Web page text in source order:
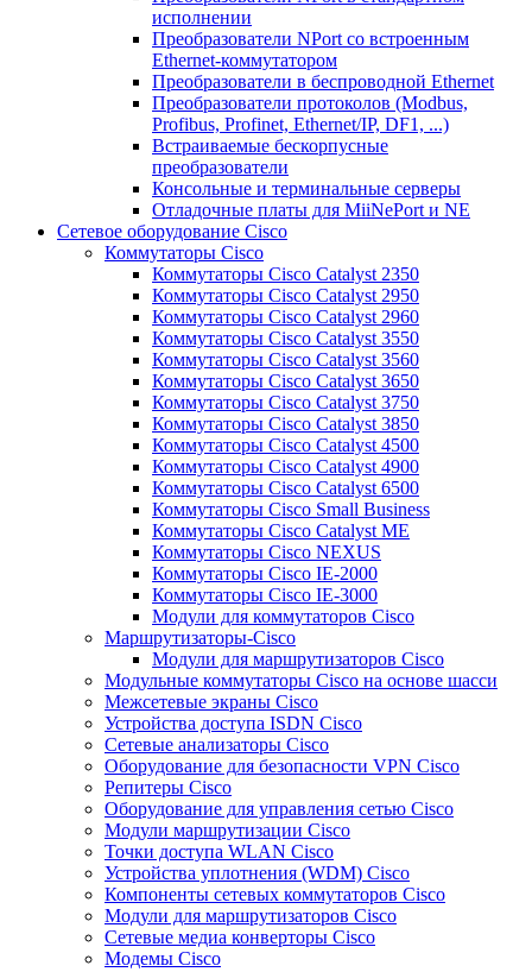
исполнении
Преобразователи NPort со встроенным
Ethernet-коммутатором
Преобразователи в беспроводной Ethernet
Преобразователи протоколов (Modbus,
Profibus, Profinet, Ethernet/IP, DF1, ...)
Встраиваемые бескорпусные
преобразователи
Консольные и терминальные серверы
Отладочные платы для MiiNePort и NE
Сетевое оборудование Cisco
Коммутаторы Cisco
Коммутаторы Cisco Catalyst 2350
Коммутаторы Cisco Catalyst 2950
Коммутаторы Cisco Catalyst 2960
Коммутаторы Cisco Catalyst 3550
Коммутаторы Cisco Catalyst 3560
Коммутаторы Cisco Catalyst 3650
Коммутаторы Cisco Catalyst 3750
Коммутаторы Cisco Catalyst 3850
Коммутаторы Cisco Catalyst 4500
Коммутаторы Cisco Catalyst 4900
Коммутаторы Cisco Catalyst 6500
Коммутаторы Cisco Small Business
Коммутаторы Cisco Catalyst ME
Коммутаторы Cisco NEXUS
Коммутаторы Cisco IE-2000
Коммутаторы Cisco IE-3000
Модули для коммутаторов Cisco
Маршрутизаторы-Cisco
Модули для маршрутизаторов Cisco
Модульные коммутаторы Cisco на основе шасси
Межсетевые экраны Cisco
Устройства доступа ISDN Cisco
Сетевые анализаторы Cisco
Оборудование для безопасности VPN Cisco
Репитеры Cisco
Оборудование для управления сетью Cisco
Модули маршрутизации Cisco
Точки доступа WLAN Cisco
Устройства уплотнения (WDM) Cisco
Компоненты сетевых коммутаторов Cisco
Модули для маршрутизаторов Cisco
Сетевые медиа конверторы Cisco
Модемы Cisco